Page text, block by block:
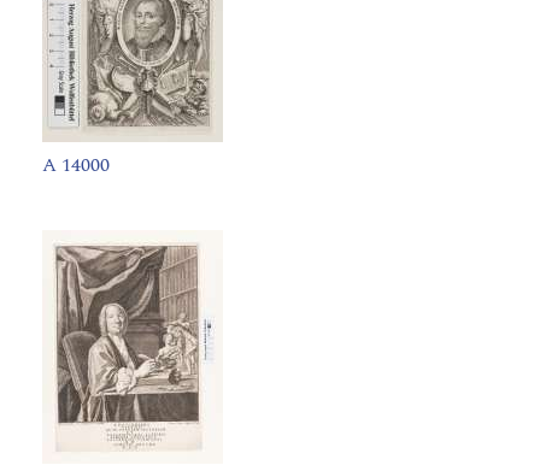
A 14000